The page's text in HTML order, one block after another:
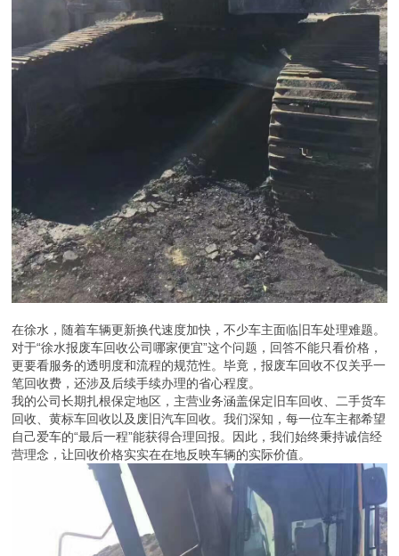
在徐水，随着车辆更新换代速度加快，不少车主面临旧车处理难题。
对于“徐水报废车回收公司哪家便宜”这个问题，回答不能只看价格，
更要看服务的透明度和流程的规范性。毕竟，报废车回收不仅关乎一
笔回收费，还涉及后续手续办理的省心程度。
我的公司长期扎根保定地区，主营业务涵盖保定旧车回收、二手货车
回收、黄标车回收以及废旧汽车回收。我们深知，每一位车主都希望
自己爱车的“最后一程”能获得合理回报。因此，我们始终秉持诚信经
营理念，让回收价格实实在在地反映车辆的实际价值。